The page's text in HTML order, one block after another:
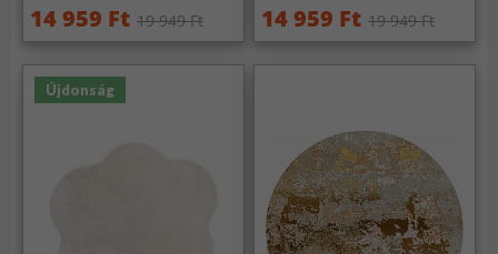
14 959 Ft 19 949 Ft 14 959 Ft 19 949 Ft
Újdonság